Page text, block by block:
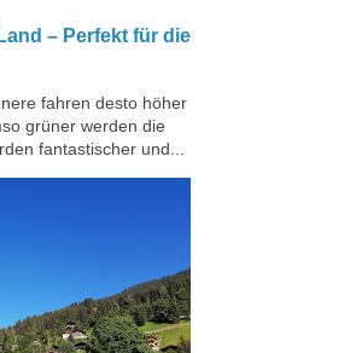
– Perfekt für die
fahren desto höher
grüner werden die
fantastischer und...